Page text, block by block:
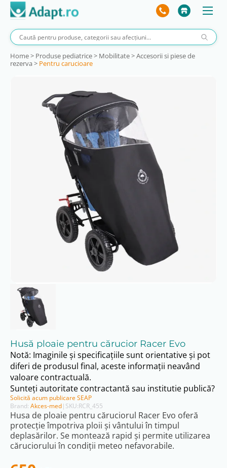
Home> Produse pediatrice> Mobilitate>Accesorii si piese de
rezerva> Pentru carucioare
Brand: Akces-med| SKU:RCR_455
Husă ploaie pentru cărucior Racer Evo
Husa de ploaie pentru căruciorul Racer Evo oferă
protecție împotriva ploii și vântului în timpul
deplasărilor. Se montează rapid și permite utilizarea
căruciorului în condiții meteo nefavorabile.
Notă: Imaginile și specificațiile sunt orientative și pot
diferi de produsul final, aceste informații neavând
valoare contractuală.
Sunteți autoritate contractantă sau institutie publică?
Solicită acum publicare SEAP